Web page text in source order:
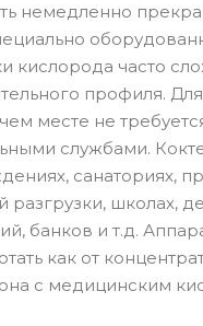
немедленно
кислорода часто
профиля.
месте не
службами.
санаториях,
разгрузки, школах,
банков и т.д.
как от
с медицинским